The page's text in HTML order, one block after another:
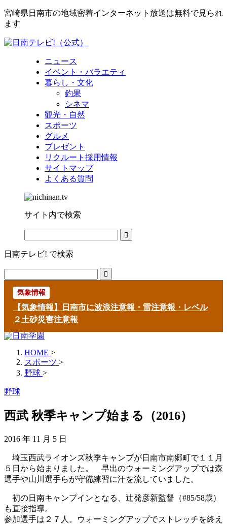
宮崎県日南市の地域密着インターネット放送は無料で見られ
ます
ニュース
イベント・バラエティ
暮らし・文化
釣果
シネマ
観光・自然
スポーツ
グルメ
プレゼント
リクルート採用情報
サイトマップ
よくある質問
サイト内で検索
日南テレビ! で検索
気象情報
【気象情報】日南市に波浪注意報・雷注意報・レベル
２土砂災害注意報
HOME >
スポーツ >
野球 >
野球
西武 秋季キャンプ始まる（2016）
2016 年 11 月 5 日
埼玉西武ライオンズ秋季キャンプが日南市南郷町で１１月
５日から始まりました。 早出のウォーミングアップでは森
選手や山川選手らが守備練習に汗を流していました。
初の日南キャンプインとなる、辻発彦新監督（#85/58歳）
も直接指導。
参加選手は２７人。ウォーミングアップでストレッチを終え